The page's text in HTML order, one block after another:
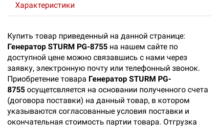
Характеристики
Купить товар приведенный на данной странице:
Генератор STURM PG-8755 на нашем сайте по
доступной цене можно связавшись с нами через
заявку, электронную почту или телефонный звонок.
Приобретение товара Генератор STURM PG-
8755 осущетсвляется на основании полученного счета
(договора поставки) на данный товар, в котором
указываются согласованные условия поставки и
окончательная стоимость партии товара. Отгрузка